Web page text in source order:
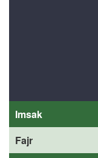
Imsak
Fajr